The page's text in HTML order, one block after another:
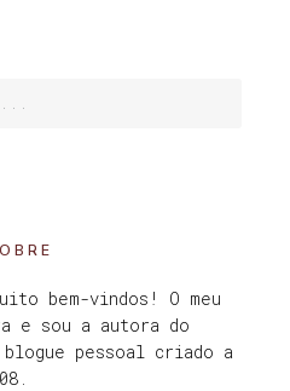
bem-vindos! O meu
e sou a autora do
blogue pessoal criado a